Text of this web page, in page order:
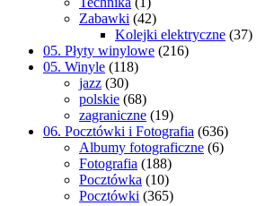
Zabawki (42)
Kolejki elektryczne (37)
05. Płyty winylowe (216)
05. Winyle (118)
jazz (30)
polskie (68)
zagraniczne (19)
06. Pocztówki i Fotografia (636)
Albumy fotograficzne (6)
Fotografia (188)
Pocztówka (10)
Pocztówki (365)